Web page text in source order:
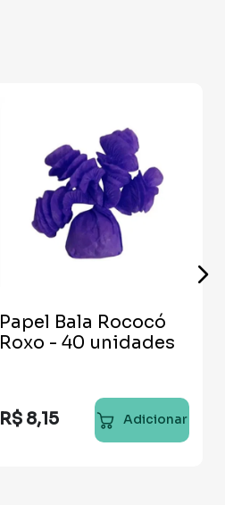
Papel Bala Rococó
Roxo - 40 unidades
R$ 8,15 Adicionar